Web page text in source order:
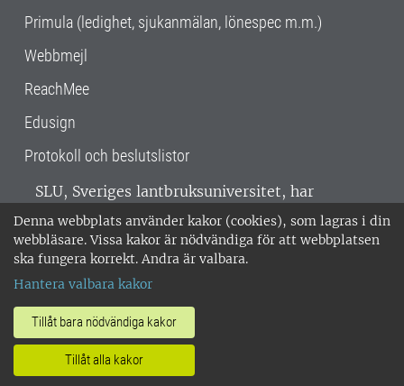
Denna webbplats använder kakor (cookies), som lagras i din
webbläsare. Vissa kakor är nödvändiga för att webbplatsen
ska fungera korrekt. Andra är valbara.
Hantera valbara kakor
Tillåt bara nödvändiga kakor
Tillåt alla kakor
Primula (ledighet, sjukanmälan, lönespec m.m.)
Webbmejl
ReachMee
Edusign
Protokoll och beslutslistor
SLU, Sveriges lantbruksuniversitet, har
verksamhet över hela Sverige. Huvudorter är
Alnarp, Uppsala och Umeå.SLU är
miljöcertifierat enligt ISO 14001. •
018-67 10 00 • Org nr: 202100-2817 •
Om SLU:s webbplatser
•Hantera kakor•Behandling av
personuppgifter